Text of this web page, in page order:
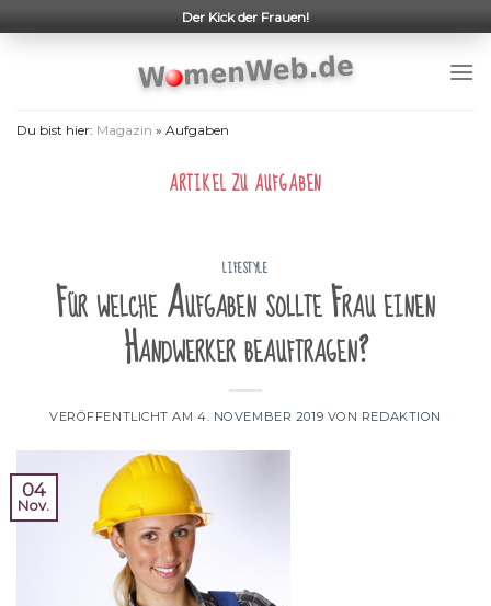
to
Der Kick der Frauen!
Du bist hier: Magazin » Aufgaben
ARTIKEL ZU AUFGABEN
LIFESTYLE
Für welche Aufgaben sollte Frau einen
Handwerker beauftragen?
VERÖFFENTLICHT AM4. NOVEMBER 2019 VON REDAKTION
04
Nov.